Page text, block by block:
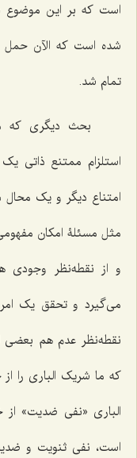
است که بر این موضوع
شده است که الآن حمل
تمام شد.
بحث دیگرى که
استلزام ممتنع ذاتى
امتناع دیگر و یک محال
مثل مسئلۀ امکان
و از نقطه‌نظر وجودى
می‌گیرد و تحقق یک امر
نقطه‌نظر عدم هم بعضى
که ما شریک البارى را
البارى «نفى ضدیت» از
است، نفى ثنویت و